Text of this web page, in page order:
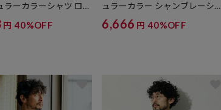
ラーカラーシャツ ロン
円 40%OFF
ュラーカラー シャンブレーシャ
ツ ロングスリーブ
6,666 円 40%OFF